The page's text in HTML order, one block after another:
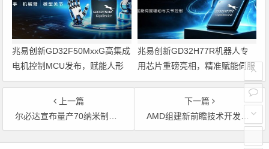
兆易创新GD32F50MxxG高集成
电机控制MCU发布，赋能人形
机器人关节驱动革新
兆易创新GD32H77R机器人专
用芯片重磅亮相，精准赋能伺服
驱动与关节控制
上一篇
尔必达宣布量产70纳米制程DRAM芯片
下一篇
AMD组建新前瞻技术开发团队
文章导航